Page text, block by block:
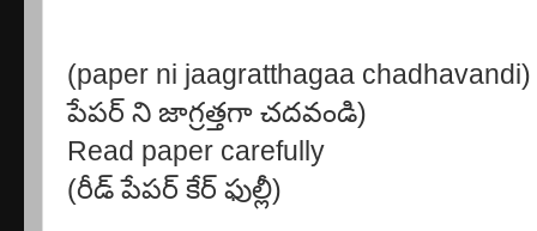
(paper ni jaagratthagaa chadhavandi)
పేపర్ ని జాగ్రత్తగా చదవండి)
Read paper carefully
(రీడ్ పేపర్ కేర్ ఫుల్లీ)